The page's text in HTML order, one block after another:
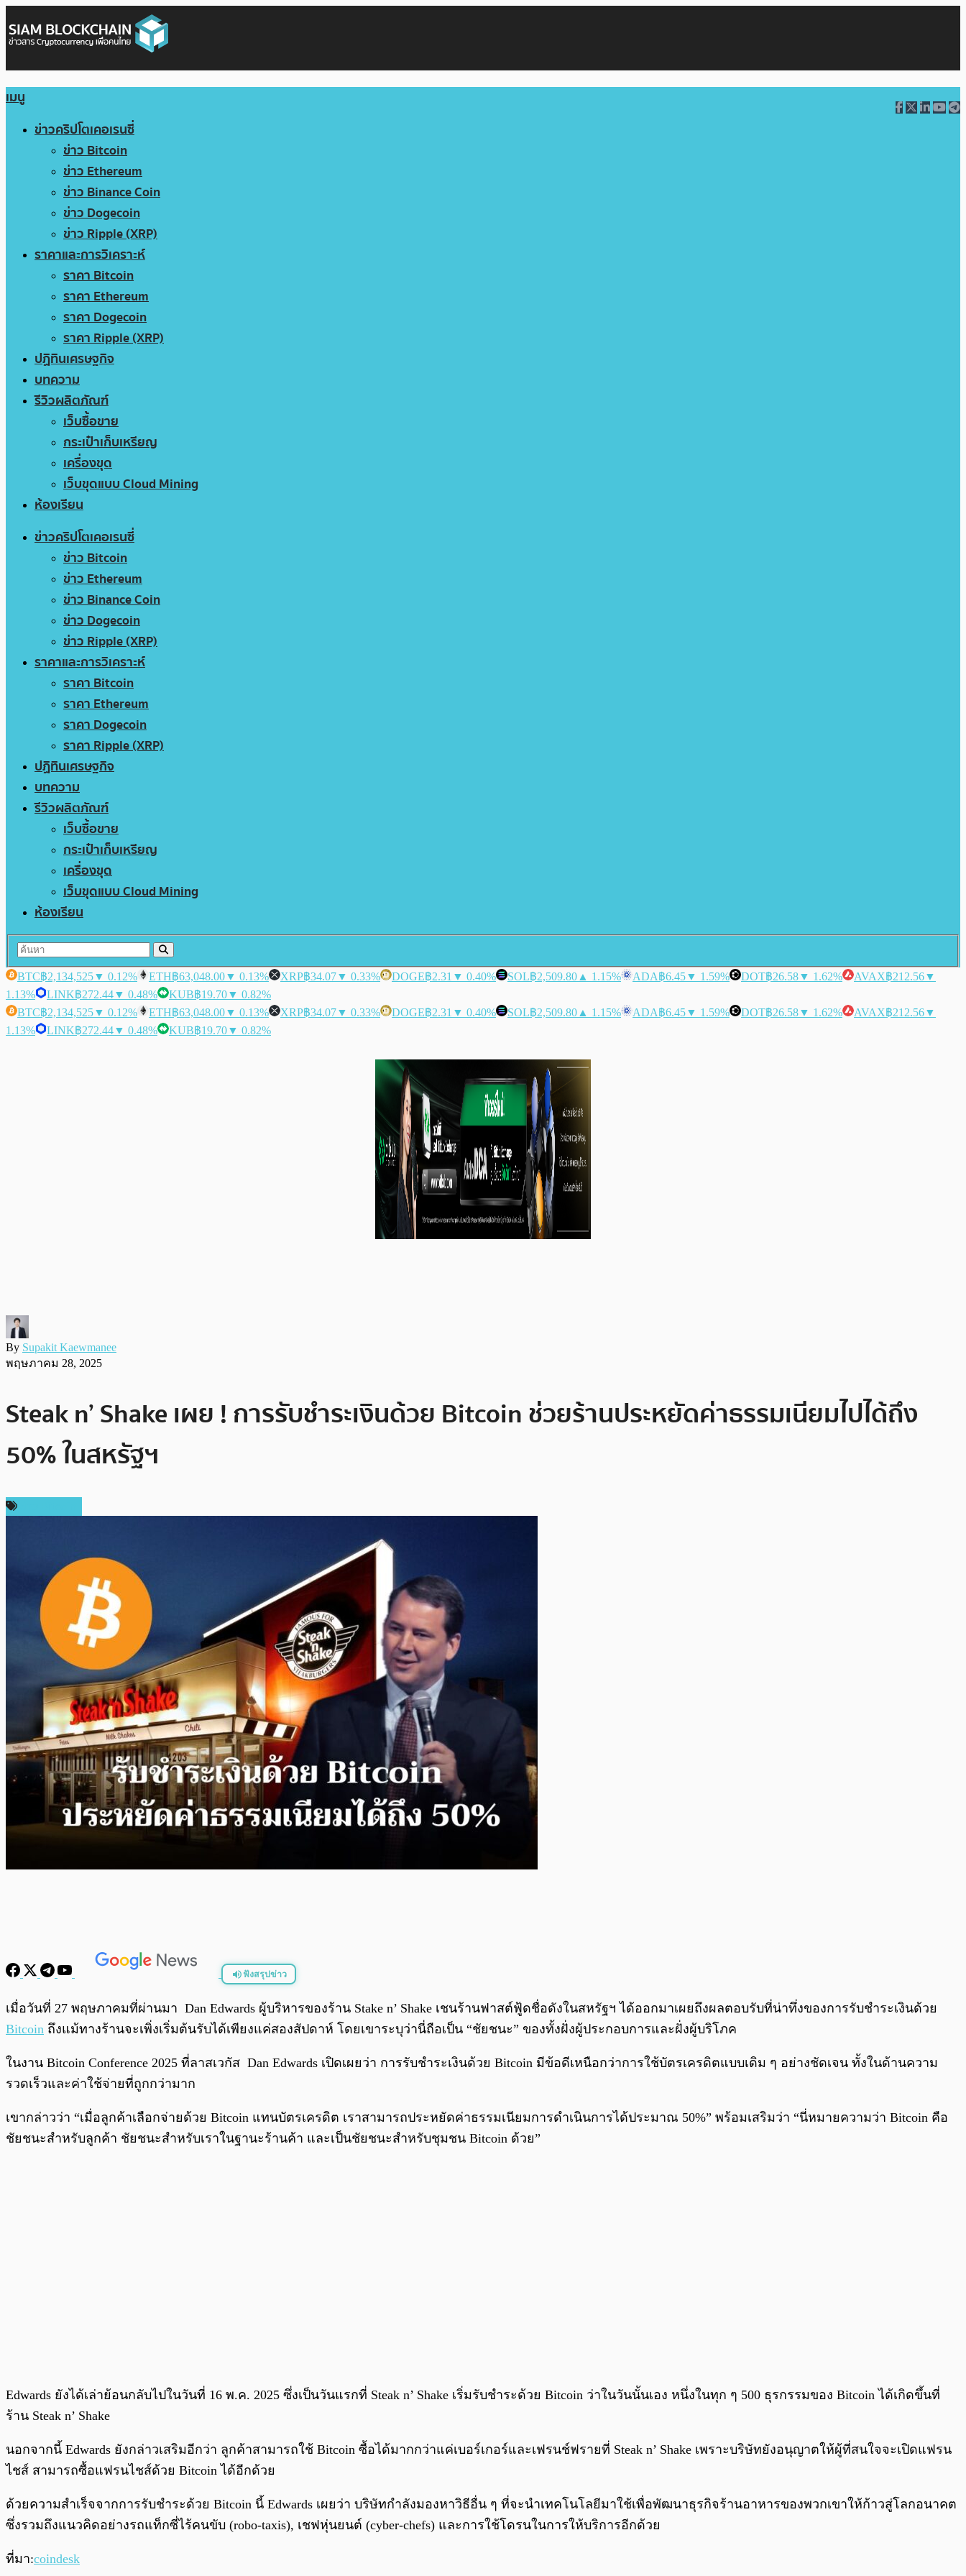
เมนู
ข่าวคริปโตเคอเรนซี่
ข่าว Bitcoin
ข่าว Ethereum
ข่าว Binance Coin
ข่าว Dogecoin
ข่าว Ripple (XRP)
ราคาและการวิเคราะห์
ราคา Bitcoin
ราคา Ethereum
ราคา Dogecoin
ราคา Ripple (XRP)
ปฏิทินเศรษฐกิจ
บทความ
รีวิวผลิตภัณฑ์
เว็บซื้อขาย
กระเป๋าเก็บเหรียญ
เครื่องขุด
เว็บขุดแบบ Cloud Mining
ห้องเรียน
ข่าวคริปโตเคอเรนซี่
ข่าว Bitcoin
ข่าว Ethereum
ข่าว Binance Coin
ข่าว Dogecoin
ข่าว Ripple (XRP)
ราคาและการวิเคราะห์
ราคา Bitcoin
ราคา Ethereum
ราคา Dogecoin
ราคา Ripple (XRP)
ปฏิทินเศรษฐกิจ
บทความ
รีวิวผลิตภัณฑ์
เว็บซื้อขาย
กระเป๋าเก็บเหรียญ
เครื่องขุด
เว็บขุดแบบ Cloud Mining
ห้องเรียน
BTC฿2,134,525▼ 0.12% ETH฿63,048.00▼ 0.13% XRP฿34.07▼ 0.33% DOGE฿2.31 ▼ 0.40% SOL฿2,509.80 ▲ 1.15% ADA฿6.45▼ 1.59% DOT฿26.58▼ 1.62% AVAX฿212.56▼
1.13%
LINK฿272.44▼ 0.48% KUB฿19.70▼ 0.82%
BTC฿2,134,525▼ 0.12% ETH฿63,048.00▼ 0.13% XRP฿34.07▼ 0.33% DOGE฿2.31 ▼ 0.40% SOL฿2,509.80 ▲ 1.15% ADA฿6.45▼ 1.59% DOT฿26.58▼ 1.62% AVAX฿212.56▼
1.13%
LINK฿272.44▼ 0.48% KUB฿19.70▼ 0.82%
By Supakit Kaewmanee
พฤษภาคม 28, 2025
Steak n’ Shake เผย ! การรับชำระเงินด้วย Bitcoin ช่วยร้านประหยัดค่าธรรมเนียมไปได้ถึง
50% ในสหรัฐฯ
ฟังสรุปข่าว
พร้อมเล่น 0:00 0:00
เมื่อวันที่ 27 พฤษภาคมที่ผ่านมา Dan Edwards ผู้บริหารของร้าน Stake n’ Shake เชนร้านฟาสต์ฟู้ดชื่อดังในสหรัฐฯ ได้ออกมาเผยถึงผลตอบรับที่น่าทึ่งของการรับชำระเงินด้วย
Bitcoin ถึงแม้ทางร้านจะเพิ่งเริ่มต้นรับได้เพียงแค่สองสัปดาห์ โดยเขาระบุว่านี่ถือเป็น “ชัยชนะ” ของทั้งฝั่งผู้ประกอบการและฝั่งผู้บริโภค
ในงาน Bitcoin Conference 2025 ที่ลาสเวกัส Dan Edwards เปิดเผยว่า การรับชำระเงินด้วย Bitcoin มีข้อดีเหนือกว่าการใช้บัตรเครดิตแบบเดิม ๆ อย่างชัดเจน ทั้งในด้านความ
รวดเร็วและค่าใช้จ่ายที่ถูกกว่ามาก
เขากล่าวว่า “เมื่อลูกค้าเลือกจ่ายด้วย Bitcoin แทนบัตรเครดิต เราสามารถประหยัดค่าธรรมเนียมการดำเนินการได้ประมาณ 50%” พร้อมเสริมว่า “นี่หมายความว่า Bitcoin คือ
ชัยชนะสำหรับลูกค้า ชัยชนะสำหรับเราในฐานะร้านค้า และเป็นชัยชนะสำหรับชุมชน Bitcoin ด้วย”
Edwards ยังได้เล่าย้อนกลับไปในวันที่ 16 พ.ค. 2025 ซึ่งเป็นวันแรกที่ Steak n’ Shake เริ่มรับชำระด้วย Bitcoin ว่าในวันนั้นเอง หนึ่งในทุก ๆ 500 ธุรกรรมของ Bitcoin ได้เกิดขึ้นที่
ร้าน Steak n’ Shake
นอกจากนี้ Edwards ยังกล่าวเสริมอีกว่า ลูกค้าสามารถใช้ Bitcoin ซื้อได้มากกว่าแค่เบอร์เกอร์และเฟรนช์ฟรายที่ Steak n’ Shake เพราะบริษัทยังอนุญาตให้ผู้ที่สนใจจะเปิดแฟรน
ไชส์ สามารถซื้อแฟรนไชส์ด้วย Bitcoin ได้อีกด้วย
ด้วยความสำเร็จจากการรับชำระด้วย Bitcoin นี้ Edwards เผยว่า บริษัทกำลังมองหาวิธีอื่น ๆ ที่จะนำเทคโนโลยีมาใช้เพื่อพัฒนาธุรกิจร้านอาหารของพวกเขาให้ก้าวสู่โลกอนาคต
ซึ่งรวมถึงแนวคิดอย่างรถแท็กซี่ไร้คนขับ (robo-taxis), เชฟหุ่นยนต์ (cyber-chefs) และการใช้โดรนในการให้บริการอีกด้วย
ที่มา:coindesk